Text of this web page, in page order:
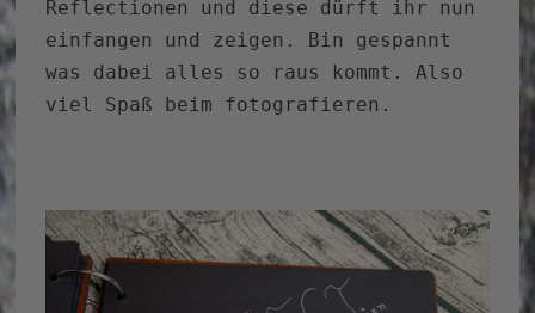
Reflectionen und diese dürft ihr nun
einfangen und zeigen. Bin gespannt
was dabei alles so raus kommt. Also
viel Spaß beim fotografieren.